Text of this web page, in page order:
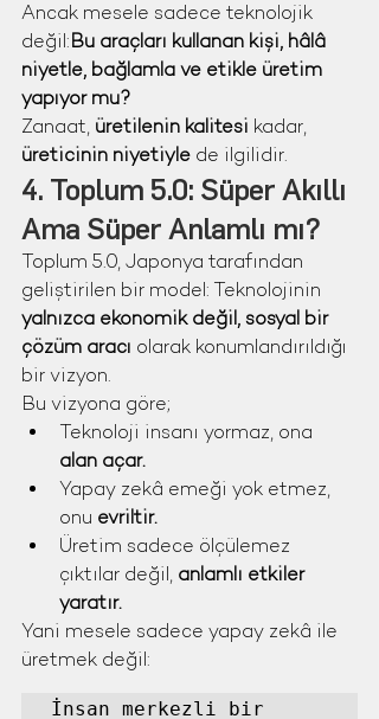
Ancak mesele sadece teknolojik
değil:Bu araçları kullanan kişi, hâlâ
niyetle, bağlamla ve etikle üretim
yapıyor mu?
Zanaat, üretilenin kalitesi kadar,
üreticinin niyetiyle de ilgilidir.
4. Toplum 5.0: Süper Akıllı
Ama Süper Anlamlı mı?
Toplum 5.0, Japonya tarafından
geliştirilen bir model: Teknolojinin
yalnızca ekonomik değil, sosyal bir
çözüm aracı olarak konumlandırıldığı
bir vizyon.
Bu vizyona göre;
Teknoloji insanı yormaz, ona
alan açar.
Yapay zekâ emeği yok etmez,
onu evriltir.
Üretim sadece ölçülemez
çıktılar değil, anlamlı etkiler
yaratır.
Yani mesele sadece yapay zekâ ile
üretmek değil:
İnsan merkezli bir